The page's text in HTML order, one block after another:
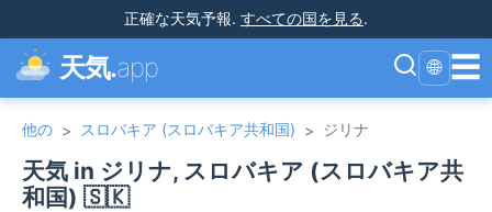
正確な天気予報. すべての国を見る.
天気.app 🌐 ☰
他の > スロバキア (スロバキア共和国) > ジリナ
天気 in ジリナ, スロバキア (スロバキア共
和国) 🇸🇰